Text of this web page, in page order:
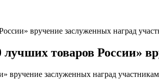
вручение заслуженных наград
товаров России»
вручение заслуженных наград